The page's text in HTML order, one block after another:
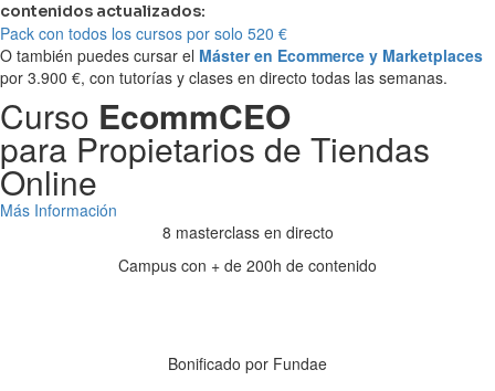
contenidos actualizados:
Pack con todos los cursos por solo 520 €
O también puedes cursar el Máster en Ecommerce y Marketplaces
por 3.900 €, con tutorías y clases en directo todas las semanas.
Curso EcommCEO
para Propietarios de Tiendas
Online
Más Información
8 masterclass en directo
Campus con + de 200h de contenido
Bonificado por Fundae